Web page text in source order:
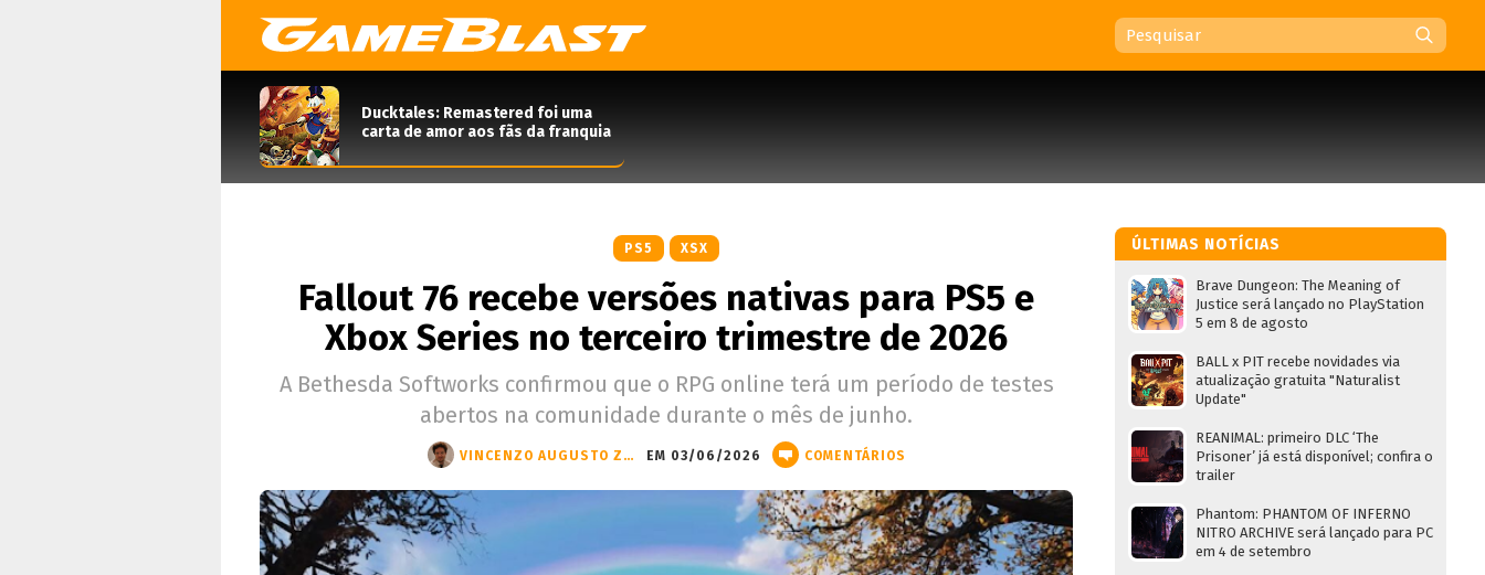
Ducktales: Remastered foi uma
carta de amor aos fãs da franquia
PS5 XSX
Fallout 76 recebe versões nativas para PS5 e
Xbox Series no terceiro trimestre de 2026
A Bethesda Softworks confirmou que o RPG online terá um período de testes
abertos na comunidade durante o mês de junho.
VINCENZO AUGUSTO ZANDONÁ EM 03/06/2026 COMENTÁRIOS
ÚLTIMAS NOTÍCIAS
Brave Dungeon: The Meaning of
Justice será lançado no PlayStation
5 em 8 de agosto
BALL x PIT recebe novidades via
atualização gratuita "Naturalist
Update"
REANIMAL: primeiro DLC ‘The
Prisoner’ já está disponível; confira o
trailer
Phantom: PHANTOM OF INFERNO
NITRO ARCHIVE será lançado para PC
em 4 de setembro